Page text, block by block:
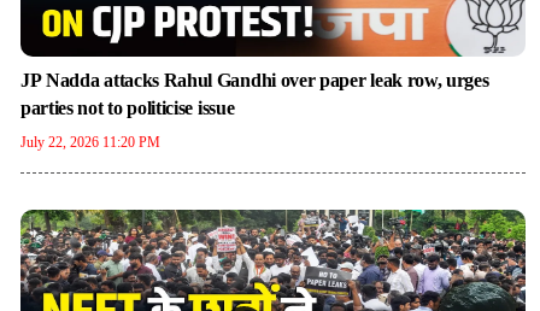
JP Nadda attacks Rahul Gandhi over paper leak row, urges
parties not to politicise issue
July 22, 2026 11:20 PM